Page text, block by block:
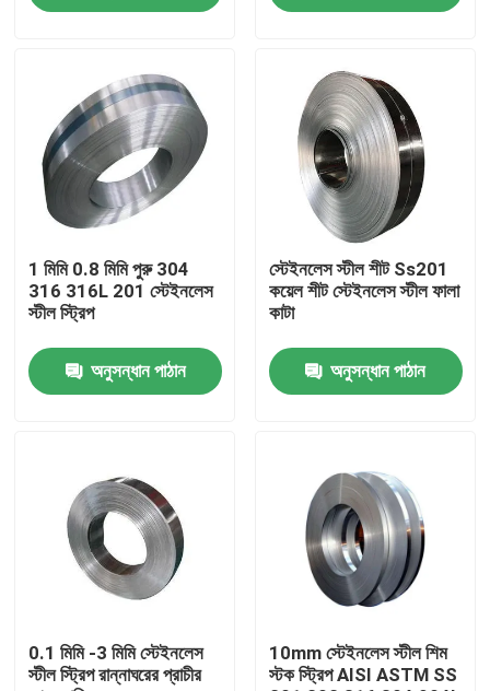
আমাদের সম্পর্কে
পরিচিতি
পণ্য
স্টেইনলেস স্টীল কুণ্ডলী
এসএস স্কয়ার টিউব
স্টেইনলেস স্টীল ফালা
1 মিমি 0.8 মিমি পুরু 304
316 316L 201 স্টেইনলেস
স্টীল স্ট্রিপ
অনুসন্ধান পাঠান
স্টেইনলেস স্টীল শীট Ss201
কয়েল শীট স্টেইনলেস স্টীল ফালা
কাটা
অনুসন্ধান পাঠান
0.1 মিমি -3 মিমি স্টেইনলেস
স্টীল স্ট্রিপ রান্নাঘরের প্রাচীর
10mm স্টেইনলেস স্টীল শিম
স্টক স্ট্রিপ AISI ASTM SS